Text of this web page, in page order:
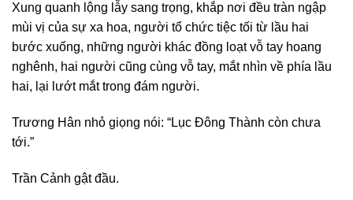
Xung quanh lộng lẫy sang trọng, khắp nơi đều tràn ngập
mùi vị của sự xa hoa, người tổ chức tiệc tối từ lầu hai
bước xuống, những người khác đồng loạt vỗ tay hoang
nghênh, hai người cũng cùng vỗ tay, mắt nhìn về phía lầu
hai, lại lướt mắt trong đám người.
Trương Hân nhỏ giọng nói: “Lục Đông Thành còn chưa
tới.”
Trần Cảnh gật đầu.